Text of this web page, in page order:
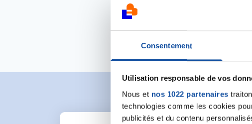
Consentement
Utilisation responsable de vos
Nous et nos 1022 partenaires
technologies comme les cookies
publicités et du contenu